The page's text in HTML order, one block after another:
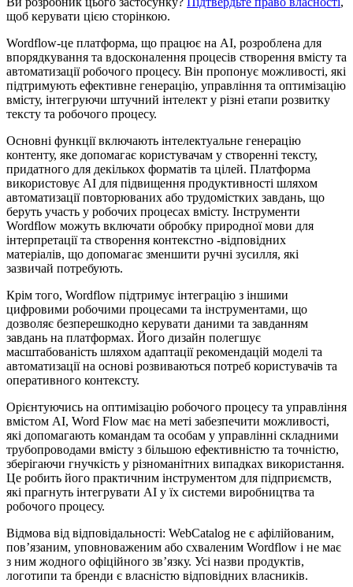
щоб керувати цією сторінкою.
Wordflow-це платформа, що працює на AI, розроблена для
впорядкування та вдосконалення процесів створення вмісту та
автоматизації робочого процесу. Він пропонує можливості, які
підтримують ефективне генерацію, управління та оптимізацію
вмісту, інтегруючи штучний інтелект у різні етапи розвитку
тексту та робочого процесу.
Основні функції включають інтелектуальне генерацію
контенту, яке допомагає користувачам у створенні тексту,
придатного для декількох форматів та цілей. Платформа
використовує AI для підвищення продуктивності шляхом
автоматизації повторюваних або трудомістких завдань, що
беруть участь у робочих процесах вмісту. Інструменти
Wordflow можуть включати обробку природної мови для
інтерпретації та створення контекстно -відповідних
матеріалів, що допомагає зменшити ручні зусилля, які
зазвичай потребують.
Крім того, Wordflow підтримує інтеграцію з іншими
цифровими робочими процесами та інструментами, що
дозволяє безперешкодно керувати даними та завданням
завдань на платформах. Його дизайн полегшує
масштабованість шляхом адаптації рекомендацій моделі та
автоматизації на основі розвиваються потреб користувачів та
оперативного контексту.
Орієнтуючись на оптимізацію робочого процесу та управління
вмістом AI, Word Flow має на меті забезпечити можливості,
які допомагають командам та особам у управлінні складними
трубопроводами вмісту з більшою ефективністю та точністю,
зберігаючи гнучкість у різноманітних випадках використання.
Це робить його практичним інструментом для підприємств,
які прагнуть інтегрувати AI у їх системи виробництва та
робочого процесу.
Відмова від відповідальності: WebCatalog не є афілійованим,
пов’язаним, уповноваженим або схваленим Wordflow і не має
з ним жодного офіційного зв’язку. Усі назви продуктів,
логотипи та бренди є власністю відповідних власників.